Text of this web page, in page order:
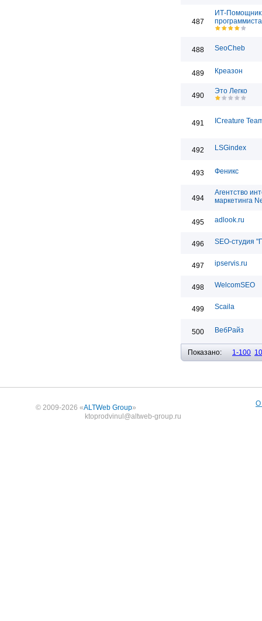
487
ИТ-Помощник
программиста
488 SeoCheb
489 Креазон
490
Это Легко
491 ICreature
492 LSGindex
493 Феникс
494
Агентство
маркетинга
495 adlook.ru
496 SEO-студия
497 ipservis.ru
498 WelcomSEO
499 Scaila
500 ВебРайз
Показано: 1-100
© 2009-2026 «ALTWeb Group»
ktoprodvinul@altweb-group.ru
О